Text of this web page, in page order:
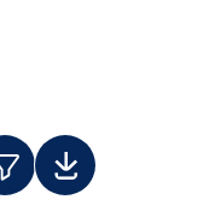
Themenfilter
Downloads